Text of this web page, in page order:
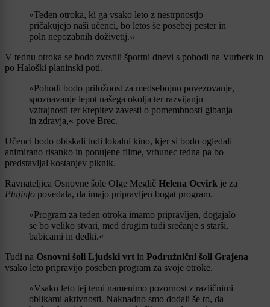
»Teden otroka, ki ga vsako leto z nestrpnostjo
pričakujejo naši učenci, bo letos še posebej pester in
poln nepozabnih doživetij.«
V tednu otroka se bodo zvrstili športni dnevi s pohodi na Vurberk in
po Haloški planinski poti.
»Pohodi bodo priložnost za medsebojno povezovanje,
spoznavanje lepot našega okolja ter razvijanju
vztrajnosti ter krepitev zavesti o pomembnosti gibanja
in zdravja,« pove Brec.
Učenci bodo obiskali tudi lokalni kino, kjer si bodo ogledali
animirano risanko in ponujene filme, vrhunec tedna pa bo
predstavljal kostanjev piknik.
Ravnateljica Osnovne šole Olge Meglič Helena Ocvirk je za
Ptujinfo povedala, da imajo pripravljen bogat program.
»Program za teden otroka imamo pripravljen, dogajalo
se bo veliko stvari, med drugim tudi srečanje s starši,
babicami in dedki.«
Tudi na Osnovni šoli Ljudski vrt in Podružnični šoli Grajena
vsako leto pripravijo poseben program za svoje otroke.
»Vsako leto tej temi namenimo pozornost z različnimi
oblikami aktivnosti. Naknadno smo dodali še to, da